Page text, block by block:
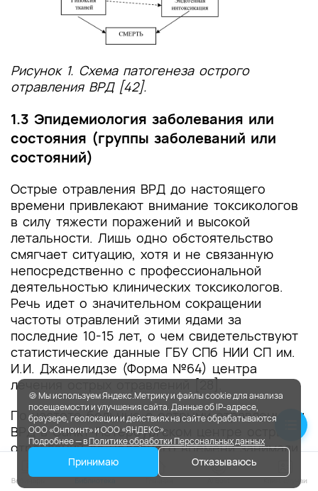
Рисунок 1. Схема патогенеза острого
отравления ВРД [42].
1.3 Эпидемиология заболевания или
состояния (группы заболеваний или
состояний)
Острые отравления ВРД до настоящего
времени привлекают внимание токсикологов
в силу тяжести поражений и высокой
летальности. Лишь одно обстоятельство
смягчает ситуацию, хотя и не связанную
непосредственно с профессиональной
деятельностью клинических токсикологов.
Речь идет о значительном сокращении
частоты отравлений этими ядами за
последние 10-15 лет, о чем свидетельствуют
статистические данные ГБУ СПб НИИ СП им.
И.И. Джанелидзе (Форма №64) центра
лечения острых отравлений [28].
По частоте больные с острыми отравлениями
ВРД в Санкт-Петербургском центре острых
отравлений до недавнего времени занимали
4-5 место, однако за последние 10 лет число
отравлений прижигающими ядами в городе
🍪 Мы используем Яндекс.Метрику и файлы cookie для анализа
посещаемости и улучшения сайта. Данные об IP-адресе,
браузере, геолокации и действиях на сайте обрабатываются
ООО «Онпоинт» и ООО «ЯНДЕКС».
Подробнее — вПолитике обработки Персональных данных
Принимаю Отказываюсь